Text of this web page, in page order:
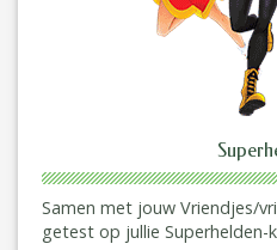
Samen met jouw Vriendjes/
getest op jullie Superhelden-